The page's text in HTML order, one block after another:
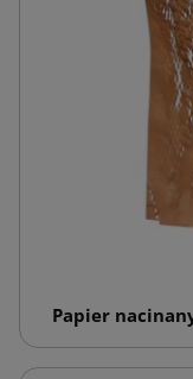
Papier